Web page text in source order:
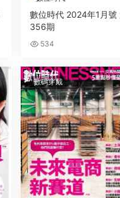
數位時代 2024年1月號
356期
534
數碼穿戴